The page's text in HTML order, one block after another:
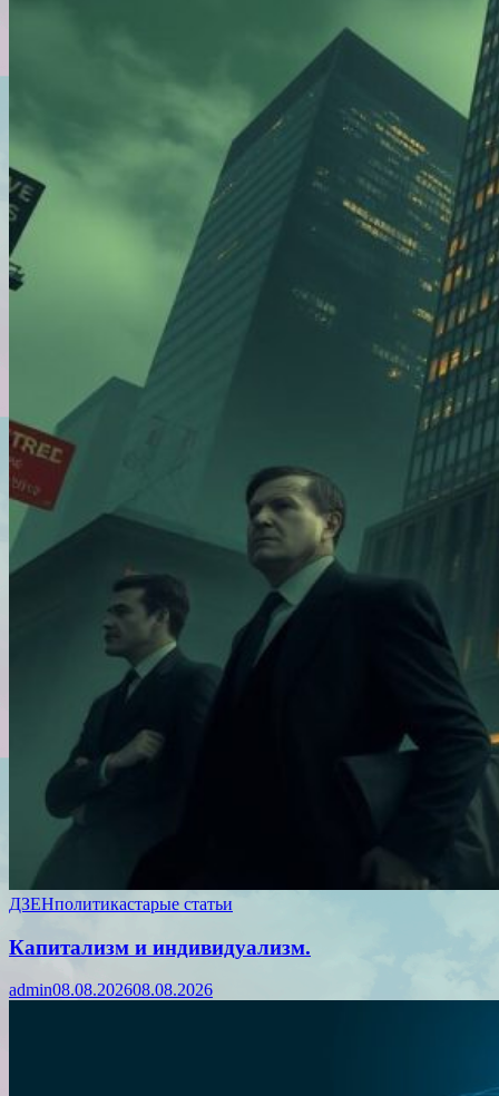
ДЗЕНполитикастарые статьи
Капитализм и индивидуализм.
admin08.08.202608.08.2026